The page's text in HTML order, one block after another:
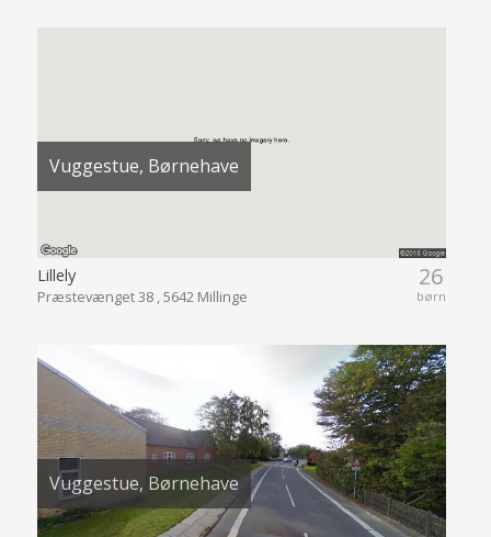
Vuggestue, Børnehave
26
børn
Lillely
Præstevænget 38 , 5642 Millinge
Vuggestue, Børnehave